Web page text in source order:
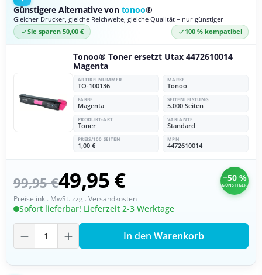
Günstigere Alternative von tonoo®
Gleicher Drucker, gleiche Reichweite, gleiche Qualität – nur günstiger
Sie sparen 50,00 € 100 % kompatibel
Tonoo® Toner ersetzt Utax 4472610014
Magenta
ARTIKELNUMMER
TO-100136
MARKE
Tonoo
FARBE
Magenta
SEITENLEISTUNG
5.000 Seiten
PRODUKT-ART
Toner
VARIANTE
Standard
PREIS/100 SEITEN
1,00 €
MPN
4472610014
99,95 €49,95 € −50 %
GÜNSTIGER
Preise inkl. MwSt. zzgl. Versandkosten
Sofort lieferbar! Lieferzeit 2-3 Werktage
Produkt Anzahl: Gib den gewünschten
In den Warenkorb